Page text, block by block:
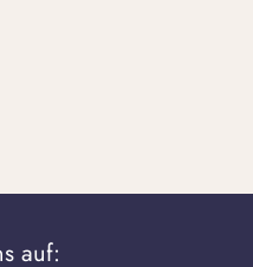
auf: